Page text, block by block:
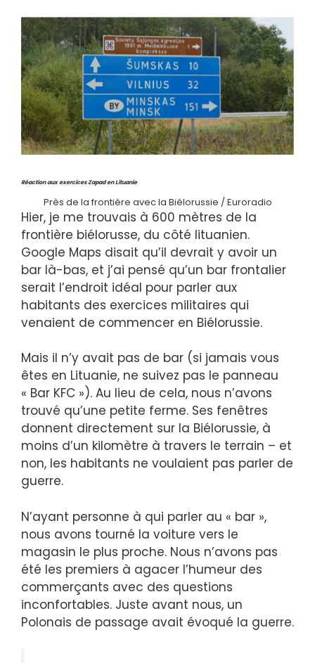
Réaction aux exercices Zapad en Lituanie
Près de la frontière avec la Biélorussie / Euroradio
Hier, je me trouvais à 600 mètres de la
frontière biélorusse, du côté lituanien.
Google Maps disait qu’il devrait y avoir un
bar là-bas, et j’ai pensé qu’un bar frontalier
serait l’endroit idéal pour parler aux
habitants des exercices militaires qui
venaient de commencer en Biélorussie.
Mais il n’y avait pas de bar (si jamais vous
êtes en Lituanie, ne suivez pas le panneau
« Bar KFC »). Au lieu de cela, nous n’avons
trouvé qu’une petite ferme. Ses fenêtres
donnent directement sur la Biélorussie, à
moins d’un kilomètre à travers le terrain – et
non, les habitants ne voulaient pas parler de
guerre.
N’ayant personne à qui parler au « bar »,
nous avons tourné la voiture vers le
magasin le plus proche. Nous n’avons pas
été les premiers à agacer l’humeur des
commerçants avec des questions
inconfortables. Juste avant nous, un
Polonais de passage avait évoqué la guerre.